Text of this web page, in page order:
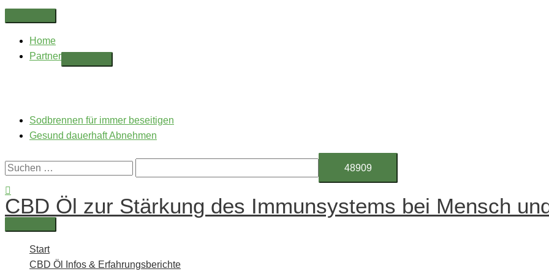
Zum
springen
Above
Header
Home
Partner
Sodbrennen für immer beseitigen
Gesund dauerhaft Abnehmen
Suchen
nach:
CBD Öl zur Stärkung des Immunsystems bei Mensch
Hauptmenü
Start
CBD Öl Infos & Erfahrungsberichte